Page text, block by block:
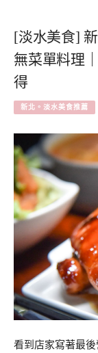
[淡水美食]
無菜單料理
得
新北。淡水美食推薦
看到店家寫著最